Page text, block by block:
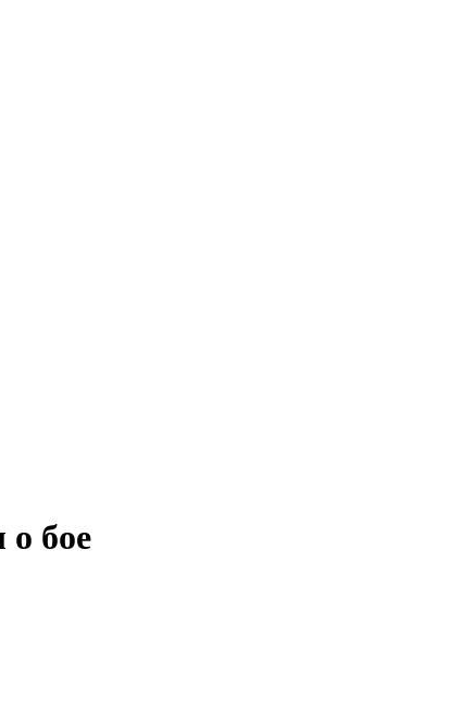
бое